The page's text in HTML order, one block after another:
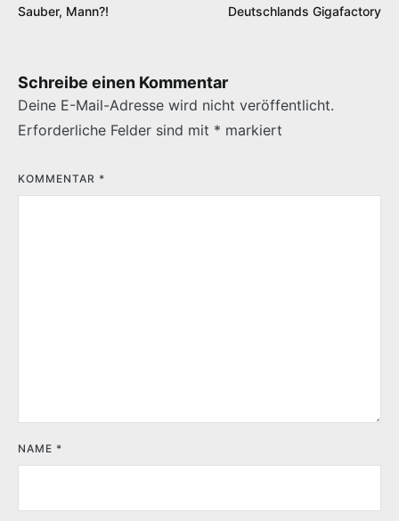
Sauber, Mann?! Deutschlands Gigafactory
Schreibe einen Kommentar
Deine E-Mail-Adresse wird nicht veröffentlicht.
Erforderliche Felder sind mit * markiert
KOMMENTAR *
NAME *